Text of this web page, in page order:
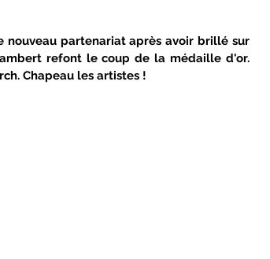
nouveau partenariat après avoir brillé sur
refont le coup de la médaille d'or.
Chapeau les artistes !